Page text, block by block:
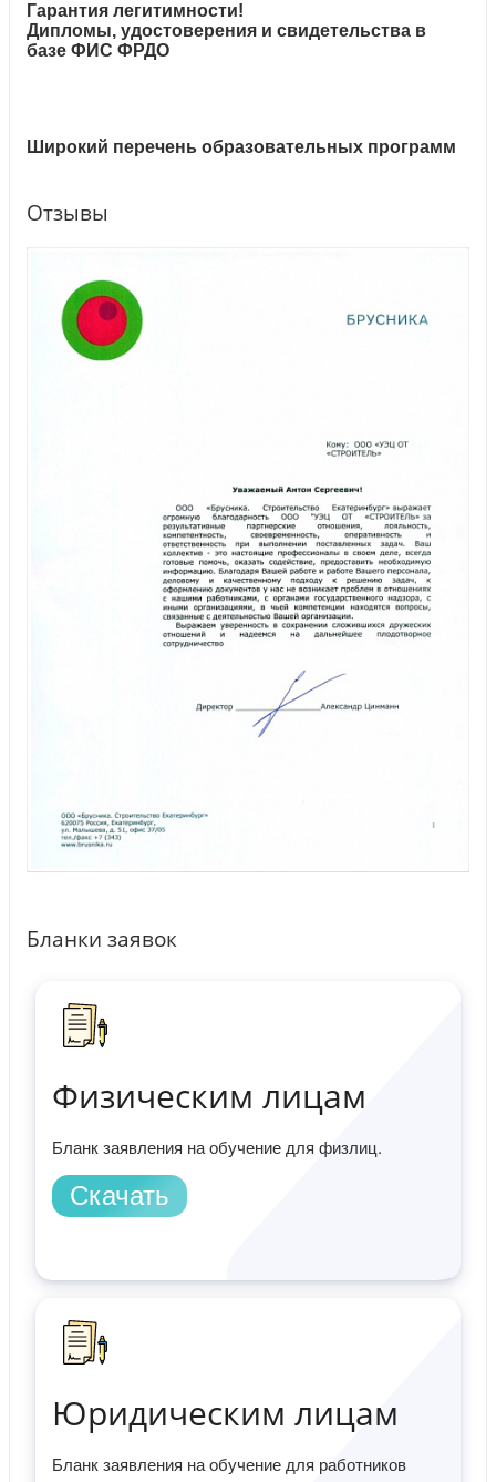
Гарантия легитимности!
Дипломы, удостоверения и свидетельства в
базе ФИС ФРДО
Широкий перечень образовательных программ
Отзывы
Бланки заявок
Физическим лицам
Бланк заявления на обучение для физлиц.
Скачать
Юридическим лицам
Бланк заявления на обучение для работников